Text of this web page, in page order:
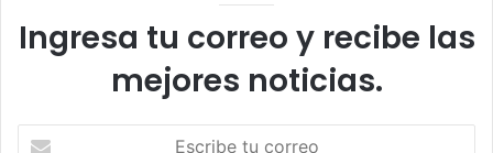
Ingresa tu correo y recibe las
mejores noticias.